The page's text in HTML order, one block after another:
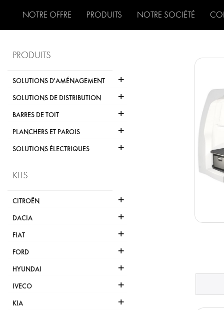
NOTRE OFFRE PRODUITS NOTRE SOCIÉTÉ
PRODUITS
SOLUTIONS D'AMÉNAGEMENT +
SOLUTIONS DE DISTRIBUTION +
BARRES DE TOIT +
PLANCHERS ET PAROIS +
SOLUTIONS ÉLECTRIQUES +
KITS
CITROËN +
DACIA +
FIAT +
FORD +
HYUNDAI +
IVECO +
KIA +